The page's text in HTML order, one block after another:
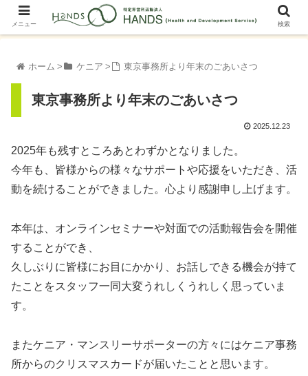
ホーム ケニア 東京事務所より年末のごあいさつ
東京事務所より年末のごあいさつ
2025.12.23
2025年も残すところあとわずかとなりました。
今年も、皆様からの様々なサポートや応援をいただき、活
動を続けることができました。心より感謝申し上げます。
本年は、オンラインセミナーや対面での活動報告会を開催
することができ、
久しぶりに皆様にお目にかかり、お話しできる機会が持て
たことをスタッフ一同大変うれしくうれしく思っていま
す。
またケニア・マンスリーサポーターの方々にはケニア事務
所からのクリスマスカードが届いたことと思います。
メニュー 検索